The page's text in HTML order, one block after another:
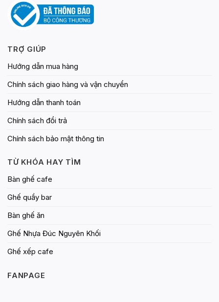
TRỢ GIÚP
Hướng dẫn mua hàng
Chính sách giao hàng và vận chuyển
Hướng dẫn thanh toán
Chính sách đổi trả
Chính sách bảo mật thông tin
TỪ KHÓA HAY TÌM
Bàn ghế cafe
Ghế quầy bar
Bàn ghế ăn
Ghế Nhựa Đúc Nguyên Khối
Ghế xếp cafe
FANPAGE